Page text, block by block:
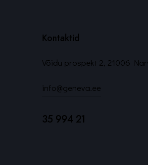
Kontaktid
Võidu prospekt 2, 21006
info@geneva.ee
35 994 21